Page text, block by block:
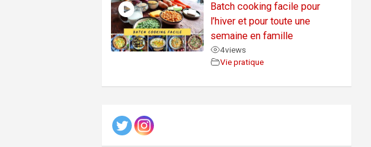
Batch cooking facile pour
l’hiver et pour toute une
semaine en famille
4views
Vie pratique